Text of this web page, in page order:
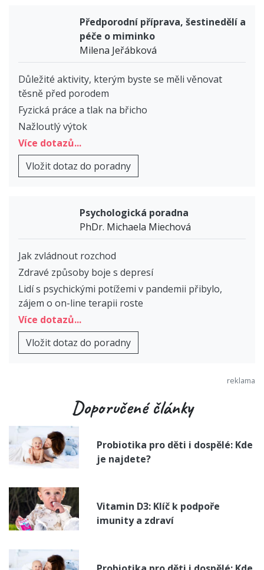
Předporodní příprava, šestinedělí a
péče o miminko
Milena Jeřábková
Důležité aktivity, kterým byste se měli věnovat
těsně před porodem
Fyzická práce a tlak na břicho
Nažloutlý výtok
Více dotazů...
Vložit dotaz do poradny
Psychologická poradna
PhDr. Michaela Miechová
Jak zvládnout rozchod
Zdravé způsoby boje s depresí
Lidí s psychickými potížemi v pandemii přibylo,
zájem o on-line terapii roste
Více dotazů...
Vložit dotaz do poradny
Doporučené články
Probiotika pro děti i dospělé: Kde
je najdete?
Vitamin D3: Klíč k podpoře
imunity a zdraví